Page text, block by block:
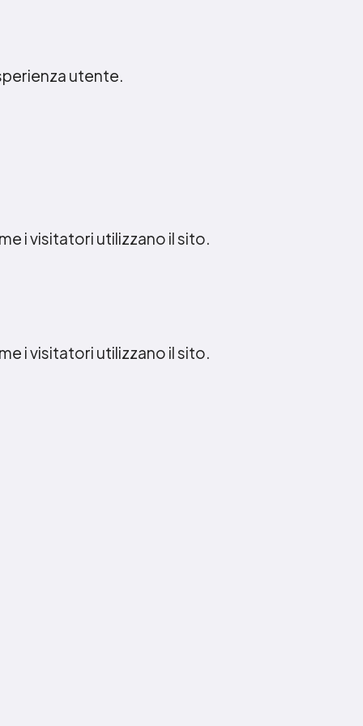
utente.
i visitatori utilizzano il sito.
i visitatori utilizzano il sito.